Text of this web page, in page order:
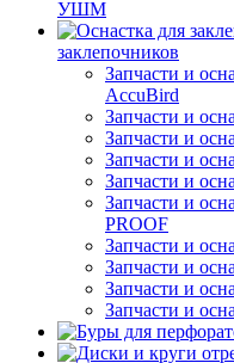
УШМ
заклепочников
Запчасти и
AccuBird
Запчасти и
Запчасти и
Запчасти и
Запчасти и
Запчасти и
PROOF
Запчасти и
Запчасти и
Запчасти и
Запчасти и